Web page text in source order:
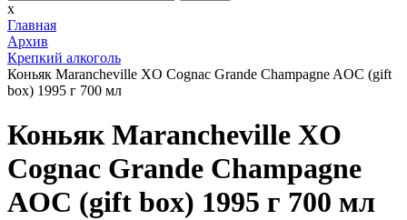
x
Главная
Архив
Крепкий алкоголь
Коньяк Marancheville XO Cognac Grande Champagne AOC (gift
box) 1995 г 700 мл
Коньяк Marancheville XO
Cognac Grande Champagne
AOC (gift box) 1995 г 700 мл